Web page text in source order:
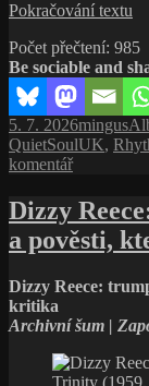
Pokračování textu
je
a
Počet přečtení: 985
Be sociable and
Publikováno:
5. 7. 2026Autor:
mingus
QuietSoulUK,
komentářpro
názvem
Rok
Paul
je
slavný,
úspěšný
a přesto
Dizzy
a pověsti,
Dizzy Reece:
kritika
Archivní šum |